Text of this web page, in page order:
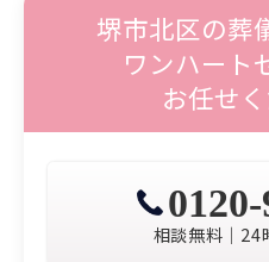
堺市北区の葬
ワンハート
お任せく
相談無料│24